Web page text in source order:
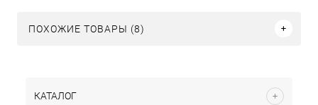
ПОХОЖИЕ ТОВАРЫ (8)
КАТАЛОГ